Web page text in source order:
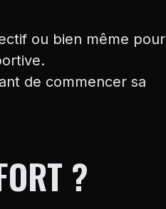
ou bien même pour
de commencer sa
?